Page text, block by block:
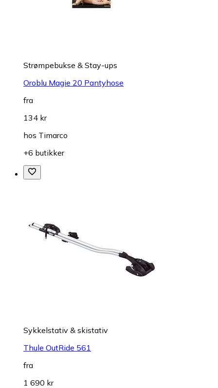
Strømpebukse & Stay-ups
Oroblu Magie 20 Pantyhose
fra
134 kr
hos Timarco
+6 butikker
Sykkelstativ & skistativ
Thule OutRide 561
fra
1 690 kr